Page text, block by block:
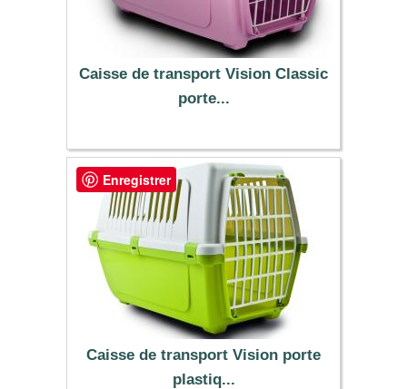
Caisse de transport Vision Classic
porte...
13.90 €
Caisse de transport Vision porte
plastiq...
Enregistrer